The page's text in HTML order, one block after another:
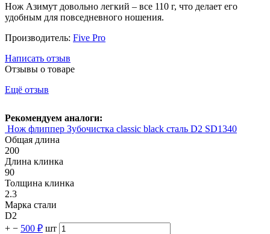
Нож Азимут довольно легкий – все 110 г, что делает его
удобным для повседневного ношения.
Производитель: Five Pro
Написать отзыв
Отзывы о товаре
Ещё отзыв
Рекомендуем аналоги:
Нож флиппер Зубочистка classic black сталь D2 SD1340
Общая длина
200
Длина клинка
90
Толщина клинка
2.3
Марка стали
D2
+ − 500 ₽ шт